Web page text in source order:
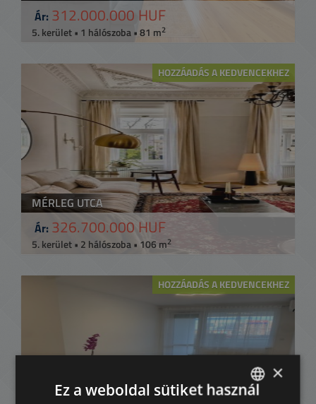
Ár: 312.000.000 HUF
5. kerület • 1 hálószoba • 81 m2
HOZZÁADÁS A KEDVENCEKHEZ
MÉRLEG UTCA
Ár: 326.700.000 HUF
5. kerület • 2 hálószoba • 106 m2
HOZZÁADÁS A KEDVENCEKHEZ
×
Ez a weboldal sütiket használ